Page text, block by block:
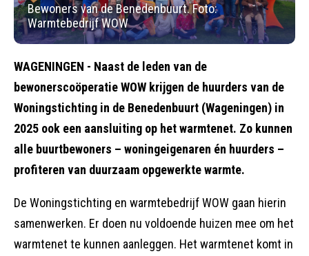
Bewoners van de Benedenbuurt. Foto:
Warmtebedrijf WOW
WAGENINGEN - Naast de leden van de
bewonerscoöperatie WOW krijgen de huurders van de
Woningstichting in de Benedenbuurt (Wageningen) in
2025 ook een aansluiting op het warmtenet. Zo kunnen
alle buurtbewoners – woningeigenaren én huurders –
profiteren van duurzaam opgewerkte warmte.
De Woningstichting en warmtebedrijf WOW gaan hierin
samenwerken. Er doen nu voldoende huizen mee om het
warmtenet te kunnen aanleggen. Het warmtenet komt in